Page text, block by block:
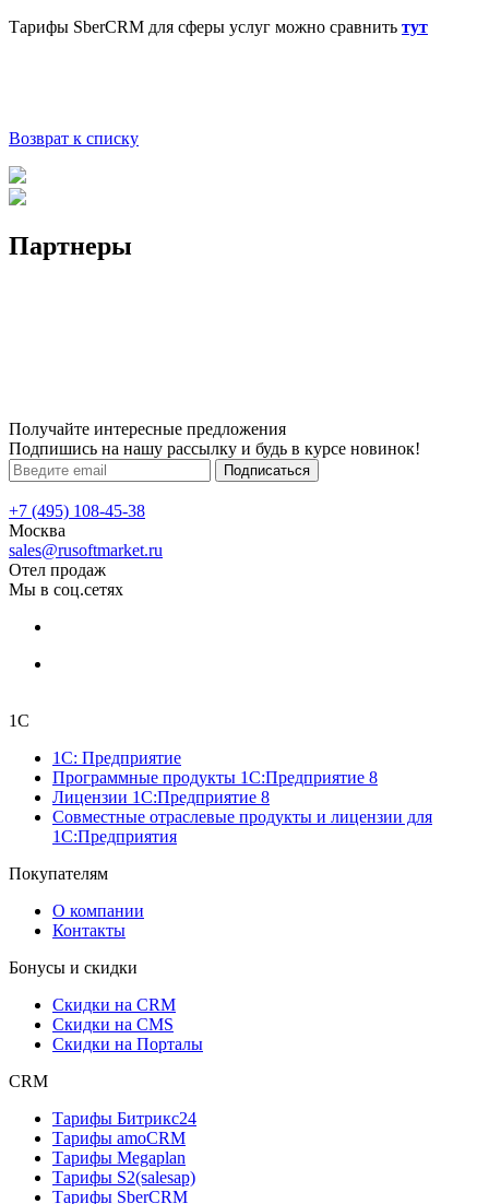
Тарифы SberCRM для сферы услуг можно сравнить тут
Возврат к списку
Партнеры
Получайте интересные предложения
Подпишись на нашу рассылку и будь в курсе новинок!
Подписаться
+7 (495) 108-45-38
Москва
sales@rusoftmarket.ru
Отел продаж
Мы в соц.сетях
1С
1С: Предприятие
Программные продукты 1С:Предприятие 8
Лицензии 1С:Предприятие 8
Совместные отраслевые продукты и лицензии для
1С:Предприятия
Покупателям
О компании
Контакты
Бонусы и скидки
Скидки на CRM
Скидки на CMS
Скидки на Порталы
CRM
Тарифы Битрикс24
Тарифы amoCRM
Тарифы Megaplan
Тарифы S2(salesap)
Тарифы SberCRM